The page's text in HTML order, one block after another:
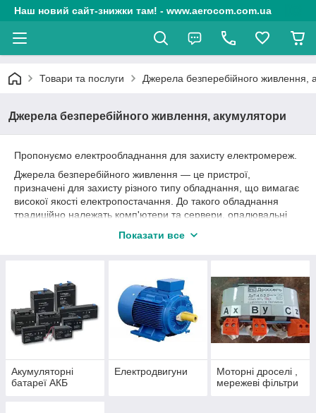
Наш новий сайт-знижки там! - www.aerocom.com.ua
Товари та послуги Джерела безперебійного живлення,
Джерела безперебійного живлення, акумулятори
Пропонуємо електрообладнання для захисту електромереж.
Джерела безперебійного живлення — це пристрої,
призначені для захисту різного типу обладнання, що вимагає
високої якості електропостачання. До такого обладнання
традиційно належать комп'ютери та сервери, опалювальні
комутаторів, телефонних станцій тощо, прилади автоматики,
Стабілізатори напруги — розв'язують проблеми
нестабільного електропостачання, згладжують відхилення,
перепади та стрибки напруги.
Частотні перетворювачі — на найексклюзивніших умовах в
Україні.
Показати все
Акумуляторні
батареї АКБ
Електродвигуни
Моторні дроселі ,
мережеві фільтри